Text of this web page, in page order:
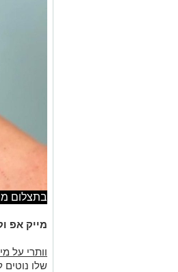
בתצלום
מייק אפ
וותרי על
שלו